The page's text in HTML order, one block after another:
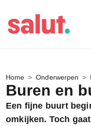
Home Onderwerpen
Buren en
Een fijne buurt
omkijken. Toch